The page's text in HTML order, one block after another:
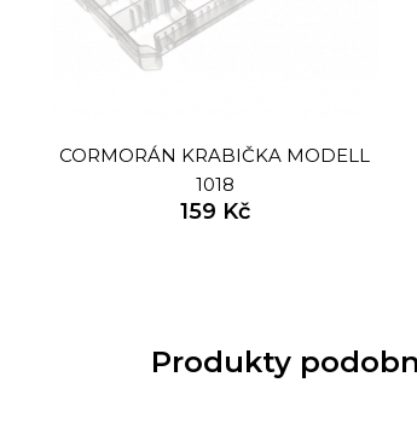
CORMORÁN KRABIČKA MODELL
1018
159 Kč
Produkty